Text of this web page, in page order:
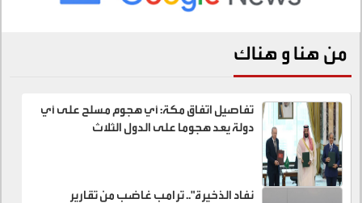
من هنا و هناك
تفاصيل اتفاق مكة: أي هجوم مسلح على أي
دولة يعد هجوما على الدول الثلاث
نفاد الذخيرة".. ترامب غاضب من تقارير